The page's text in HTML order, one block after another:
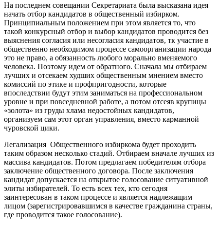
На последнем совещании Секретариата была высказана идея
начать отбор кандидатов в общественный избирком.
Принципиальным положением при этом является то, что
такой конкурсный отбор и выбор кандидатов проводится без
выяснения согласия или несогласия кандидатов, тк участие в
общественно необходимом процессе самоорганизации народа
это не право, а обязанность любого морально вменяемого
человека. Поэтому идем от обратного. Сначала мы отбираем
лучших и отсекаем худших общественным мнением вместо
комиссий по этике и профпригодности, которые
впоследствии будут этим заниматься на профессиональном
уровне и при повседневной работе, а потом отсеяв крупицы
«золота» из груды хлама недостойных кандидатов,
организуем сам этот орган управления, вместо карманной
чуровской цики.
Легализация Общественного избиркома будет проходить
таким образом несколько стадий. Отбираем вначале лучших из
массива кандидатов. Потом предлагаем победителям отбора
заключение общественного договора. После заключения
кандидат допускается на открытое голосование ситуативной
элиты избирателей. То есть всех тех, кто сегодня
заинтересован в таком процессе и является надлежащим
лицом (зарегистрировавшимся в качестве гражданина страны,
где проводится такое голосование).